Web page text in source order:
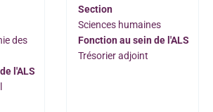
des
l'ALS
Section
Sciences humaines
Fonction au sein de l'ALS
Trésorier adjoint